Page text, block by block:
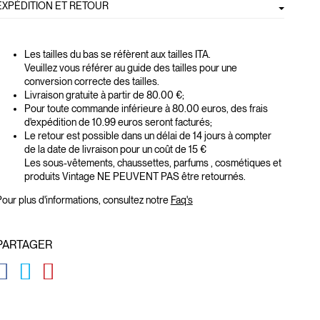
ET RETOUR
Les tailles du bas se réfèrent aux tailles ITA.
Veuillez vous référer au guide des tailles pour une
conversion correcte des tailles.
Livraison gratuite à partir de 80.00 €;
Pour toute commande inférieure à 80.00 euros, des frais
d'expédition de 10.99 euros seront facturés;
Le retour est possible dans un délai de 14 jours à compter
de la date de livraison pour un coût de 15 €
Les sous-vêtements, chaussettes, parfums , cosmétiques et
produits Vintage NE PEUVENT PAS être retournés.
plus d'informations, consultez notre Faq's